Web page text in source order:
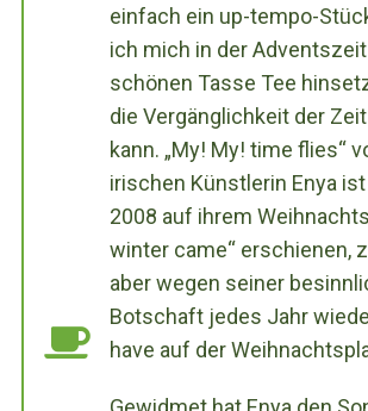
einfach ein up-tempo-
ich mich in der
schönen Tasse Tee
die Vergänglichkeit der
kann. „My! My! time flies“
irischen Künstlerin Enya
2008 auf ihrem
winter came“ erschienen,
aber wegen seiner
Botschaft jedes Jahr
have auf der